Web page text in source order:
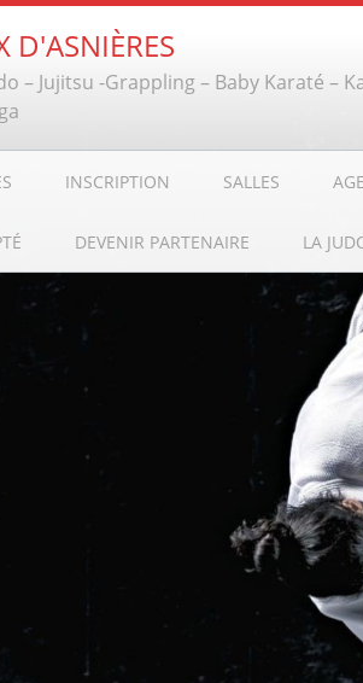
D'ASNIÈRES
– Jujitsu -Grappling – Baby Karaté –
INSCRIPTION SALLES
DEVENIR PARTENAIRE LA